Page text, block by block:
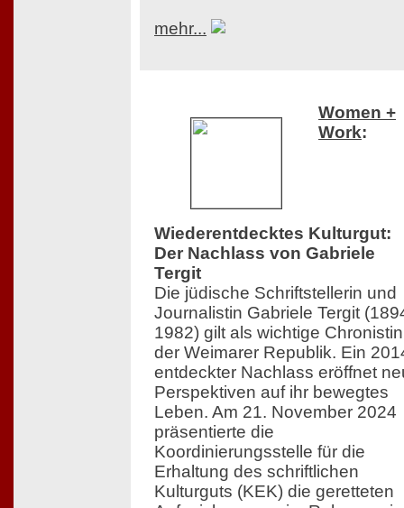
mehr...
Women +
Work:
Wiederentdecktes Kulturgut:
Der Nachlass von Gabriele
Tergit
Die jüdische Schriftstellerin und
Journalistin Gabriele Tergit
1982) gilt als wichtige Chronistin
der Weimarer Republik. Ein
entdeckter Nachlass eröffnet
Perspektiven auf ihr bewegtes
Leben. Am 21. November 2024
präsentierte die
Koordinierungsstelle für die
Erhaltung des schriftlichen
Kulturguts (KEK) die geretteten